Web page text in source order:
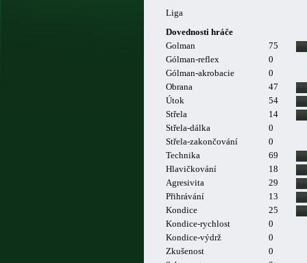
Liga
Dovednosti hráče
Golman
75
Gólman-reflex
0
Gólman-akrobacie
0
Obrana
47
Útok
54
Střela
14
Střela-dálka
0
Střela-zakončování
0
Technika
69
Hlavičkování
18
Agresivita
29
Přihrávání
13
Kondice
25
Kondice-rychlost
0
Kondice-výdrž
0
Zkušenost
0